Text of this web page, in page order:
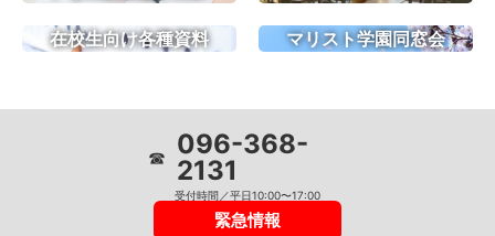
在校生向け各種資料 マリスト学園同窓会
☎ 096-368-
2131
受付時間／平日10:00〜17:00
緊急情報